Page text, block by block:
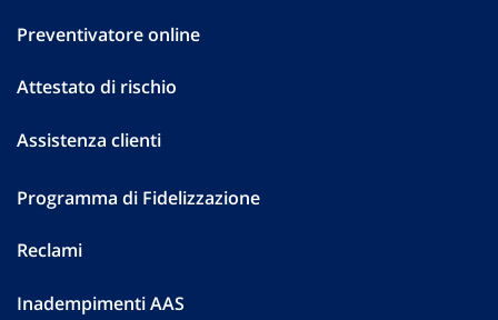
Preventivatore online
Attestato di rischio
Assistenza clienti
Programma di Fidelizzazione
Reclami
Inadempimenti AAS